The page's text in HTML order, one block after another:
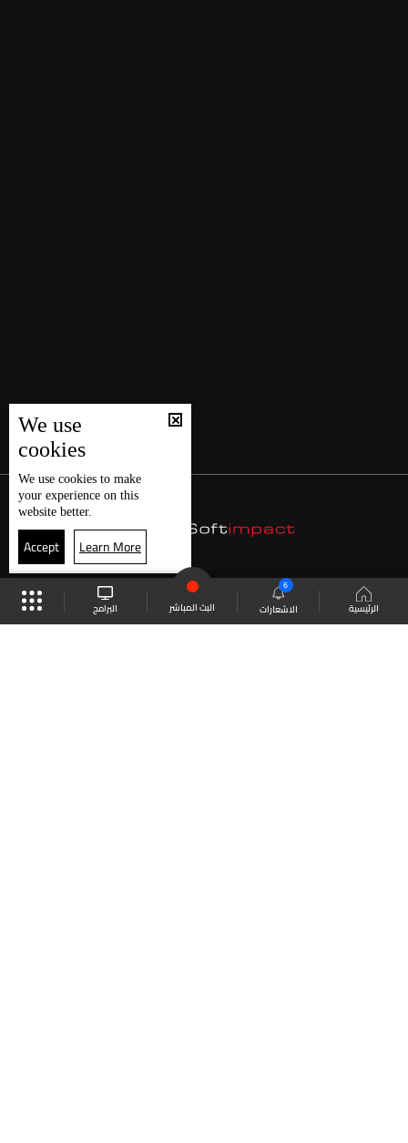
الرئيسية الاشعارات
6
البث المباشر البرامج
We use
cookies
We use cookies to make
your experience on this
website better.
Accept Learn More
موقع البرامج الجدول البث المباشر